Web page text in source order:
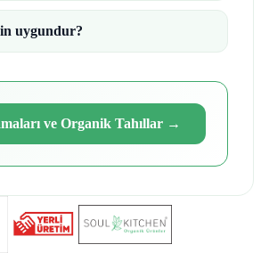
uygundur?
ve Organik Tahıllar →